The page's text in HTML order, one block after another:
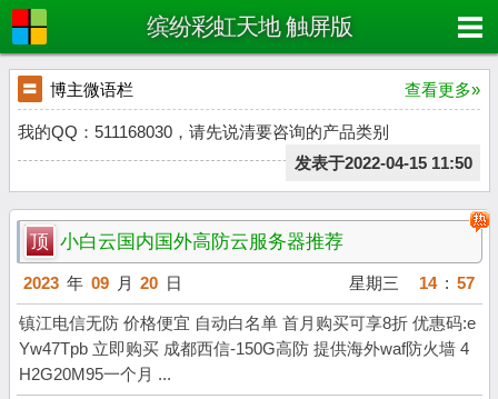
缤纷彩虹天地 触屏版
〓 博主微语栏 查看更多»
我的QQ：511168030，请先说清要咨询的产品类别
发表于2022-04-15 11:50
顶 小白云国内国外高防云服务器推荐
2023 年 09 月 20 日 星期三 14 : 57
镇江电信无防 价格便宜 自动白名单 首月购买可享8折 优惠码:e
Yw47Tpb 立即购买 成都西信-150G高防 提供海外waf防火墙 4
H2G20M95一个月 ...